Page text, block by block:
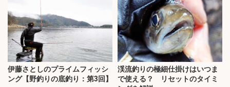
伊藤さとしのプライムフィッシ
ング【野釣りの底釣り：第3回】
渓流釣りの極細仕掛けはいつま
で使える？ リセットのタイミ